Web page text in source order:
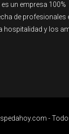
un empresa 100%
de profesionales
hospitalidad y los
-